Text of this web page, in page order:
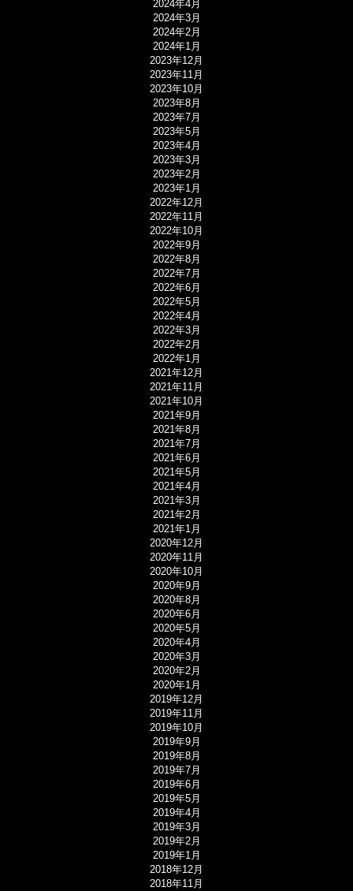
2024年4月
2024年3月
2024年2月
2024年1月
2023年12月
2023年11月
2023年10月
2023年8月
2023年7月
2023年5月
2023年4月
2023年3月
2023年2月
2023年1月
2022年12月
2022年11月
2022年10月
2022年9月
2022年8月
2022年7月
2022年6月
2022年5月
2022年4月
2022年3月
2022年2月
2022年1月
2021年12月
2021年11月
2021年10月
2021年9月
2021年8月
2021年7月
2021年6月
2021年5月
2021年4月
2021年3月
2021年2月
2021年1月
2020年12月
2020年11月
2020年10月
2020年9月
2020年8月
2020年6月
2020年5月
2020年4月
2020年3月
2020年2月
2020年1月
2019年12月
2019年11月
2019年10月
2019年9月
2019年8月
2019年7月
2019年6月
2019年5月
2019年4月
2019年3月
2019年2月
2019年1月
2018年12月
2018年11月